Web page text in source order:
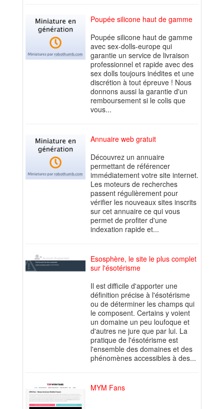
Poupée silicone haut de gamme
Poupée silicone haut de gamme
avec sex-dolls-europe qui
garantie un service de livraison
professionnel et rapide avec des
sex dolls toujours inédites et une
discrétion à tout épreuve ! Nous
donnons aussi la garantie d'un
remboursement si le colis que
vous...
Annuaire web gratuit
Découvrez un annuaire
permettant de référencer
immédiatement votre site internet.
Les moteurs de recherches
passent régulièrement pour
vérifier les nouveaux sites inscrits
sur cet annuaire ce qui vous
permet de profiter d'une
indexation rapide et...
Esosphère, le site le plus complet
sur l'ésotérisme
Il est difficile d'apporter une
définition précise à l'ésotérisme
ou de déterminer les champs qui
le composent. Certains y voient
un domaine un peu loufoque et
d'autres ne jure que par lui. La
pratique de l'ésotérisme est
l'ensemble des domaines et des
phénomènes accessibles à des...
MYM Fans